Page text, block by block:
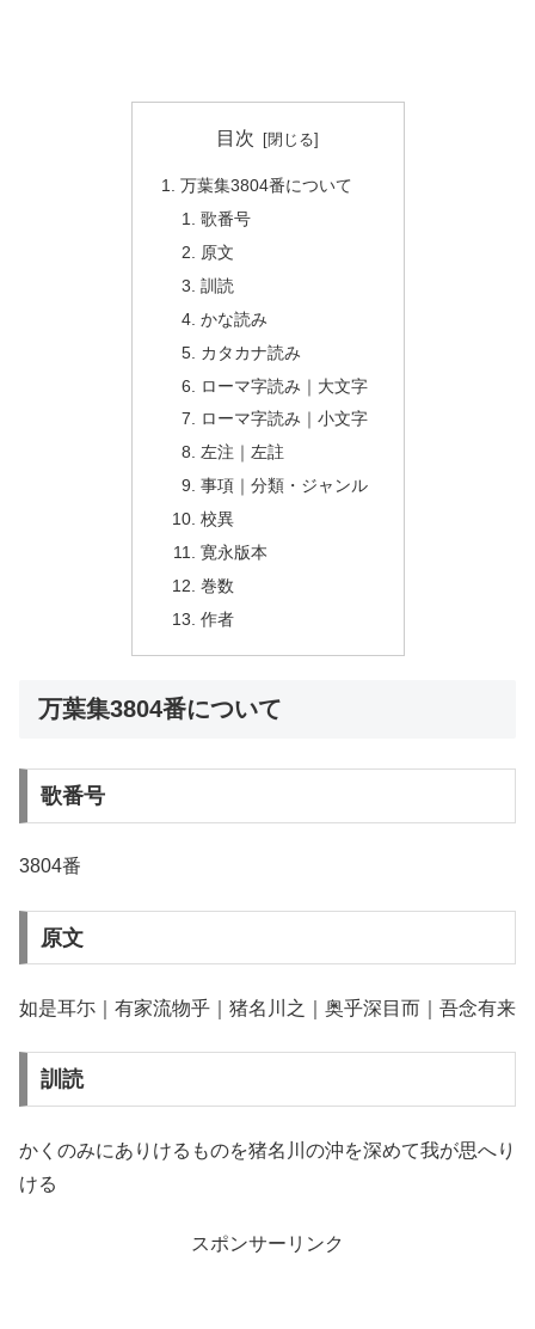
目次
万葉集3804番について
歌番号
原文
訓読
かな読み
カタカナ読み
ローマ字読み｜大文字
ローマ字読み｜小文字
左注｜左註
事項｜分類・ジャンル
校異
寛永版本
巻数
作者
万葉集3804番について
歌番号
3804番
原文
如是耳尓｜有家流物乎｜猪名川之｜奥乎深目而｜吾念有来
訓読
かくのみにありけるものを猪名川の沖を深めて我が思へり
ける
スポンサーリンク